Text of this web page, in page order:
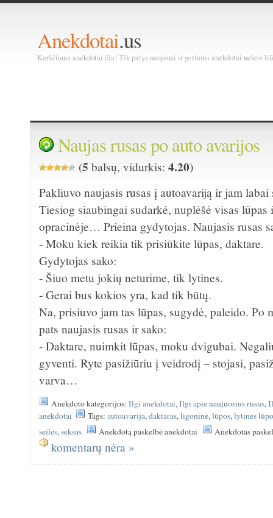
Anekdotai.us
Karščiausi anekdotai čia! Tik patys naujausi ir geriausi anekdotai neleis
Naujas rusas po auto avarijos
(5 balsų, vidurkis:4.20)
Pakliuvo naujasis rusas į autoavariją ir jam
Tiesiog siaubingai sudarkė, nuplėšė visas
opracinėje… Prieina gydytojas. Naujasis rusas
- Moku kiek reikia tik prisiūkite lūpas, daktare.
Gydytojas sako:
- Šiuo metu jokių neturime, tik lytines.
- Gerai bus kokios yra, kad tik būtų.
Na, prisiuvo jam tas lūpas, sugydė, paleido. Po
pats naujasis rusas ir sako:
- Daktare, nuimkit lūpas, moku dvigubai.
gyventi. Ryte pasižiūriu į veidrodį – stojasi,
varva…
Anekdoto kategorijos:Ilgi anekdotai,Ilgi apie naujuosius rusus,
anekdotai
Tags:autoavarija,daktaras,ligoninė,lūpos,lytinės
seilės,seksas Anekdotą paskelbė anekdotai Anekdotas
komentarų nėra »